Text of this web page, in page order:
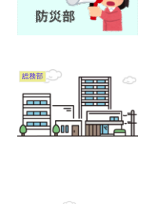
総務部